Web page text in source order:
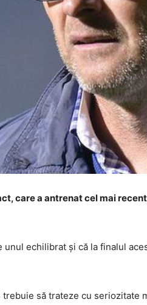
care a antrenat cel mai
echilibrat și că la finalul
să trateze cu